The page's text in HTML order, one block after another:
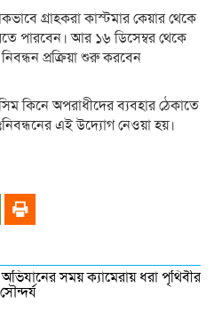
গ্রাহকরা কাস্টমার কেয়ার থেকে
পারবেন। আর ১৬ ডিসেম্বর থেকে
প্রক্রিয়া শুরু করবেন
কিনে অপরাধীদের ব্যবহার ঠেকাতে
এই উদ্যোগ নেওয়া হয়।
সময় ক্যামেরায় ধরা পৃথিবীর